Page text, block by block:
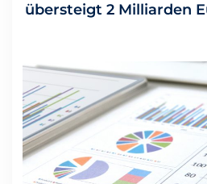
übersteigt 2 Milliarden